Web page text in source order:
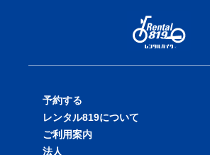
予約する
バイクを探す
店舗を探す
レンタル819について
料金表
ご利用案内
法人